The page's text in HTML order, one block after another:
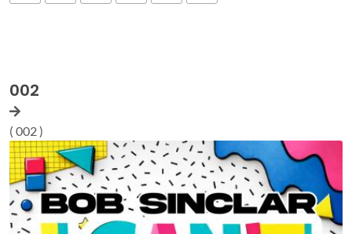
002
( 002 )